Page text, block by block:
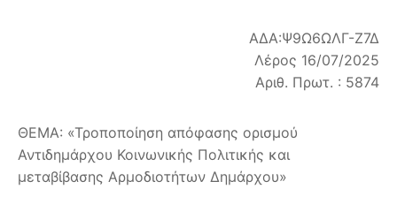
ΑΔΑ:Ψ9Ω6ΩΛΓ-Ζ7Δ
Λέρος 16/07/2025
Αριθ. Πρωτ. : 5874
ΘΕΜΑ: «Τροποποίηση απόφασης ορισμού
Αντιδημάρχου Κοινωνικής Πολιτικής και
μεταβίβασης Αρμοδιοτήτων Δημάρχου»